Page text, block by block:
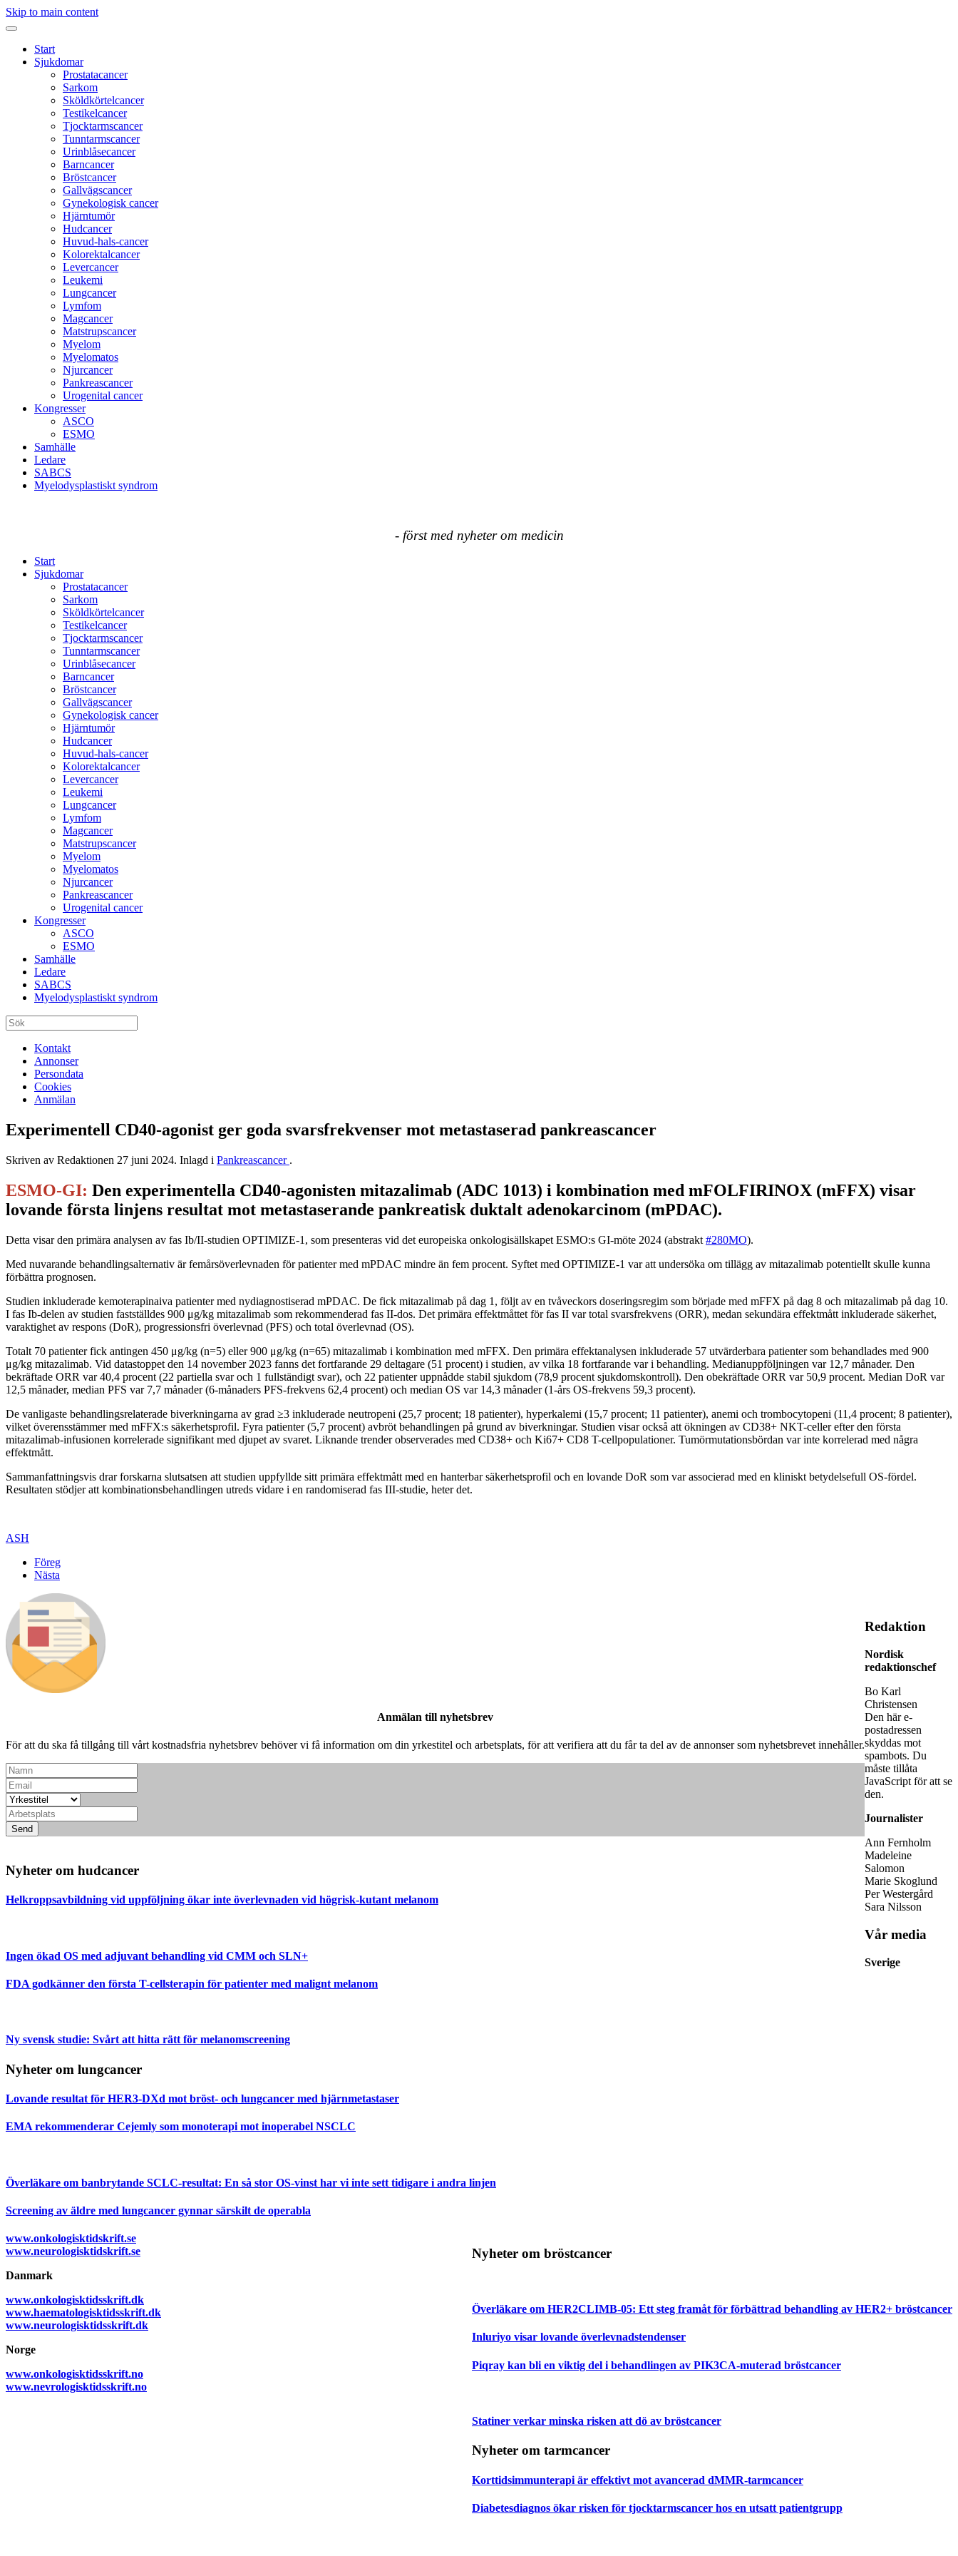
Skip to main content
Start
Sjukdomar
Prostatacancer
Sarkom
Sköldkörtelcancer
Testikelcancer
Tjocktarmscancer
Tunntarmscancer
Urinblåsecancer
Barncancer
Bröstcancer
Gallvägscancer
Gynekologisk cancer
Hjärntumör
Hudcancer
Huvud-hals-cancer
Kolorektalcancer
Levercancer
Leukemi
Lungcancer
Lymfom
Magcancer
Matstrupscancer
Myelom
Myelomatos
Njurcancer
Pankreascancer
Urogenital cancer
Kongresser
ASCO
ESMO
Samhälle
Ledare
SABCS
Myelodysplastiskt syndrom
- först med nyheter om medicin
Start
Sjukdomar
Prostatacancer
Sarkom
Sköldkörtelcancer
Testikelcancer
Tjocktarmscancer
Tunntarmscancer
Urinblåsecancer
Barncancer
Bröstcancer
Gallvägscancer
Gynekologisk cancer
Hjärntumör
Hudcancer
Huvud-hals-cancer
Kolorektalcancer
Levercancer
Leukemi
Lungcancer
Lymfom
Magcancer
Matstrupscancer
Myelom
Myelomatos
Njurcancer
Pankreascancer
Urogenital cancer
Kongresser
ASCO
ESMO
Samhälle
Ledare
SABCS
Myelodysplastiskt syndrom
Kontakt
Annonser
Persondata
Cookies
Anmälan
Experimentell CD40-agonist ger goda svarsfrekvenser mot metastaserad pankreascancer
Skriven av Redaktionen 27 juni 2024. Inlagd i Pankreascancer .
ESMO-GI: Den experimentella CD40-agonisten mitazalimab (ADC 1013) i kombination med mFOLFIRINOX (mFFX) visar
lovande första linjens resultat mot metastaserande pankreatisk duktalt adenokarcinom (mPDAC).
Detta visar den primära analysen av fas Ib/II-studien OPTIMIZE-1, som presenteras vid det europeiska onkologisällskapet ESMO:s GI-möte 2024 (abstrakt #280MO).
Med nuvarande behandlingsalternativ är femårsöverlevnaden för patienter med mPDAC mindre än fem procent. Syftet med OPTIMIZE-1 var att undersöka om tillägg av mitazalimab potentiellt skulle kunna
förbättra prognosen.
Studien inkluderade kemoterapinaiva patienter med nydiagnostiserad mPDAC. De fick mitazalimab på dag 1, följt av en tvåveckors doseringsregim som började med mFFX på dag 8 och mitazalimab på dag 10.
I fas Ib-delen av studien fastställdes 900 μg/kg mitazalimab som rekommenderad fas II-dos. Det primära effektmåttet för fas II var total svarsfrekvens (ORR), medan sekundära effektmått inkluderade säkerhet,
varaktighet av respons (DoR), progressionsfri överlevnad (PFS) och total överlevnad (OS).
Totalt 70 patienter fick antingen 450 μg/kg (n=5) eller 900 μg/kg (n=65) mitazalimab i kombination med mFFX. Den primära effektanalysen inkluderade 57 utvärderbara patienter som behandlades med 900
μg/kg mitazalimab. Vid datastoppet den 14 november 2023 fanns det fortfarande 29 deltagare (51 procent) i studien, av vilka 18 fortfarande var i behandling. Medianuppföljningen var 12,7 månader. Den
bekräftade ORR var 40,4 procent (22 partiella svar och 1 fullständigt svar), och 22 patienter uppnådde stabil sjukdom (78,9 procent sjukdomskontroll). Den obekräftade ORR var 50,9 procent. Median DoR var
12,5 månader, median PFS var 7,7 månader (6-månaders PFS-frekvens 62,4 procent) och median OS var 14,3 månader (1-års OS-frekvens 59,3 procent).
De vanligaste behandlingsrelaterade biverkningarna av grad ≥3 inkluderade neutropeni (25,7 procent; 18 patienter), hyperkalemi (15,7 procent; 11 patienter), anemi och trombocytopeni (11,4 procent; 8 patienter),
vilket överensstämmer med mFFX:s säkerhetsprofil. Fyra patienter (5,7 procent) avbröt behandlingen på grund av biverkningar. Studien visar också att ökningen av CD38+ NKT-celler efter den första
mitazalimab-infusionen korrelerade signifikant med djupet av svaret. Liknande trender observerades med CD38+ och Ki67+ CD8 T-cellpopulationer. Tumörmutationsbördan var inte korrelerad med några
effektmått.
Sammanfattningsvis drar forskarna slutsatsen att studien uppfyllde sitt primära effektmått med en hanterbar säkerhetsprofil och en lovande DoR som var associerad med en kliniskt betydelsefull OS-fördel.
Resultaten stödjer att kombinationsbehandlingen utreds vidare i en randomiserad fas III-studie, heter det.
ASH
Föreg
Nästa
Anmälan till nyhetsbrev
För att du ska få tillgång till vårt kostnadsfria nyhetsbrev behöver vi få information om din yrkestitel och arbetsplats, för att verifiera att du får ta del av de annonser som nyhetsbrevet innehåller.
Send
Nyheter om hudcancer
Helkroppsavbildning vid uppföljning ökar inte överlevnaden vid högrisk-kutant melanom
Ingen ökad OS med adjuvant behandling vid CMM och SLN+
FDA godkänner den första T-cellsterapin för patienter med malignt melanom
Ny svensk studie: Svårt att hitta rätt för melanomscreening
Nyheter om lungcancer
Lovande resultat för HER3-DXd mot bröst- och lungcancer med hjärnmetastaser
EMA rekommenderar Cejemly som monoterapi mot inoperabel NSCLC
Överläkare om banbrytande SCLC-resultat: En så stor OS-vinst har vi inte sett tidigare i andra linjen
Screening av äldre med lungcancer gynnar särskilt de operabla
Nyheter om bröstcancer
Överläkare om HER2CLIMB-05: Ett steg framåt för förbättrad behandling av HER2+ bröstcancer
Inluriyo visar lovande överlevnadstendenser
Piqray kan bli en viktig del i behandlingen av PIK3CA-muterad bröstcancer
Statiner verkar minska risken att dö av bröstcancer
Nyheter om tarmcancer
Korttidsimmunterapi är effektivt mot avancerad dMMR-tarmcancer
Diabetesdiagnos ökar risken för tjocktarmscancer hos en utsatt patientgrupp
Redaktion
Nordisk
redaktionschef
Bo Karl
Christensen
Den här e-
postadressen
skyddas mot
spambots. Du
måste tillåta
JavaScript för att se
den.
Journalister
Ann Fernholm
Madeleine
Salomon
Marie Skoglund
Per Westergård
Sara Nilsson
Vår media
Sverige
www.onkologisktidskrift.se
www.neurologisktidskrift.se
Danmark
www.onkologisktidsskrift.dk
www.haematologisktidsskrift.dk
www.neurologisktidsskrift.dk
Norge
www.onkologisktidsskrift.no
www.nevrologisktidsskrift.no